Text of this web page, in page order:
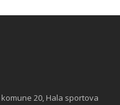
komune 20, Hala sportova